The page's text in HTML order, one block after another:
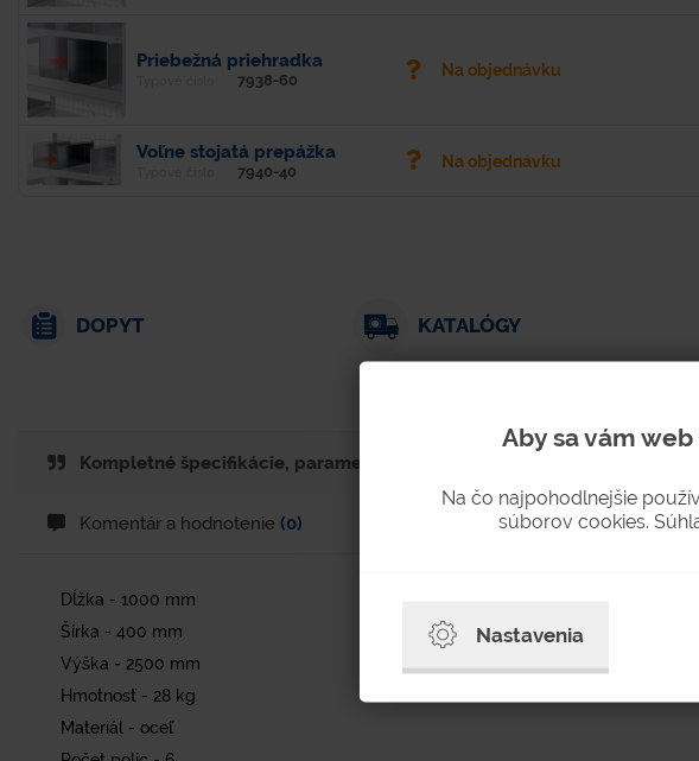
Priebežná priehradka
7938-60
Na objednávku
Voľne stojatá prepážka
7940-40
Na objednávku
DOPYT KATALÓGY
Kompletné špecifikácie, parametre. technické listy
Komentár a hodnotenie (0)
Dĺžka - 1000 mm
Šírka - 400 mm
Výška - 2500 mm
Hmotnosť - 28 kg
Materiál - oceľ
Aby sa vám
Na čo najpohodlnejšie
súborov cookies.
Nastavenia